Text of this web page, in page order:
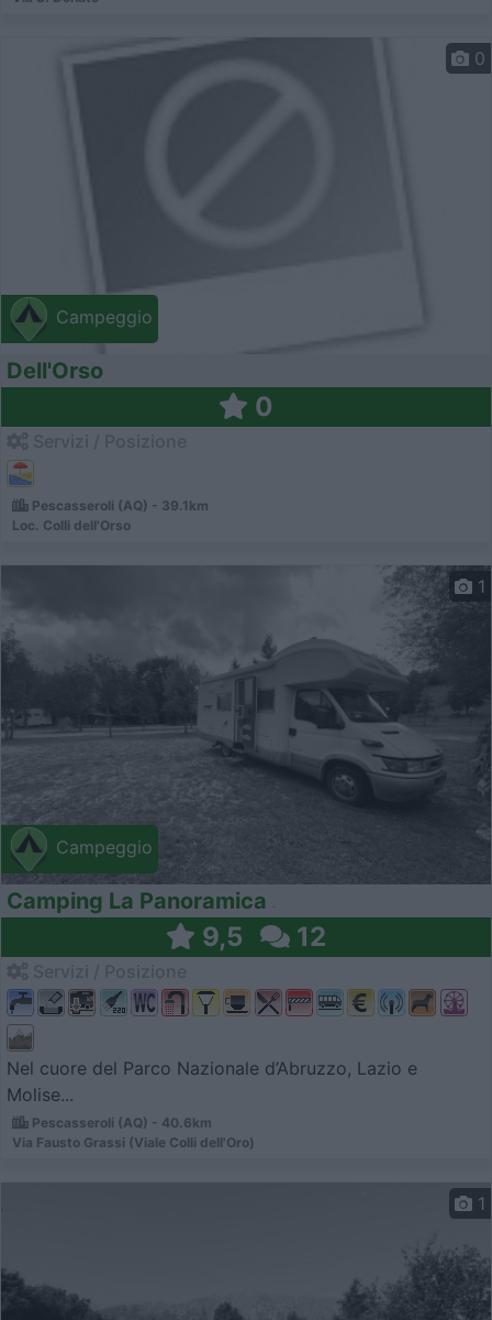
Campeggio
0
Dell'Orso
0
Pescasseroli (AQ) - 39.1km
Loc. Colli dell'Orso
Campeggio
1
Camping La Panoramica
9,5 12
Nel cuore del Parco Nazionale d’Abruzzo, Lazio e
Molise...
Pescasseroli (AQ) - 40.6km
Via Fausto Grassi (Viale Colli dell'Oro)
1